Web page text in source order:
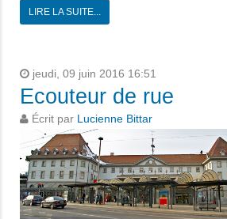
LIRE LA SUITE...
jeudi, 09 juin 2016 16:51
Ecouteur de rue
Écrit par Lucienne Bittar